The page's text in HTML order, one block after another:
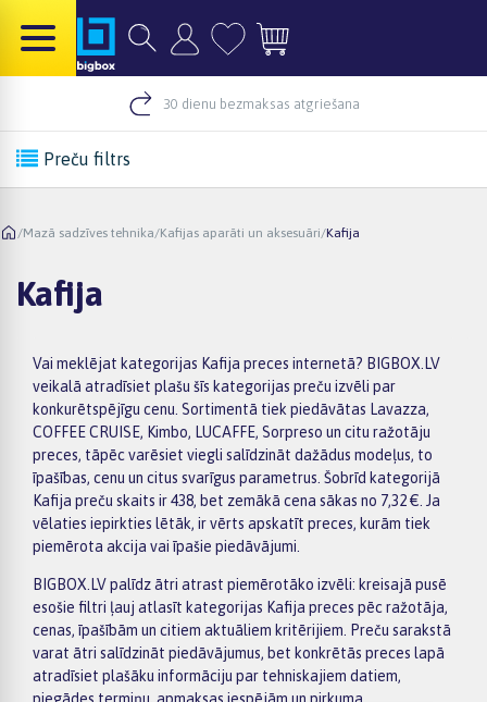
30 dienu bezmaksas atgriešana
Preču filtrs
/Mazā sadzīves tehnika/Kafijas aparāti un aksesuāri/Kafija
Kafija
Vai meklējat kategorijas Kafija preces internetā? BIGBOX.LV
veikalā atradīsiet plašu šīs kategorijas preču izvēli par
konkurētspējīgu cenu. Sortimentā tiek piedāvātas Lavazza,
COFFEE CRUISE, Kimbo, LUCAFFE, Sorpreso un citu ražotāju
preces, tāpēc varēsiet viegli salīdzināt dažādus modeļus, to
īpašības, cenu un citus svarīgus parametrus. Šobrīd kategorijā
Kafija preču skaits ir 438, bet zemākā cena sākas no 7,32 €. Ja
vēlaties iepirkties lētāk, ir vērts apskatīt preces, kurām tiek
piemērota akcija vai īpašie piedāvājumi.
BIGBOX.LV palīdz ātri atrast piemērotāko izvēli: kreisajā pusē
esošie filtri ļauj atlasīt kategorijas Kafija preces pēc ražotāja,
cenas, īpašībām un citiem aktuāliem kritērijiem. Preču sarakstā
varat ātri salīdzināt piedāvājumus, bet konkrētās preces lapā
atradīsiet plašāku informāciju par tehniskajiem datiem,